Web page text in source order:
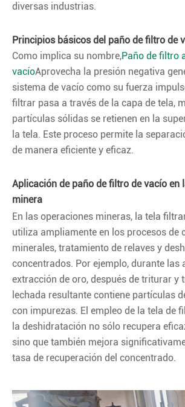
diversas industrias.
Principios básicos del paño de filtro de
Como implica su nombre,Paño de filtro
vacíoAprovecha la presión negativa
sistema de vacío como su fuerza
filtrar pasa a través de la capa de tela,
partículas sólidas se retienen en la
la tela. Este proceso permite la
de manera eficiente y eficaz.
Aplicación de paño de filtro de vacío en
minera
En las operaciones mineras, la tela
utiliza ampliamente en los procesos de
minerales, tratamiento de relaves y
concentrados. Por ejemplo, durante las
extracción de oro, después de triturar y
lechada resultante contiene partículas
con impurezas. El empleo de la tela de
la deshidratación no sólo recupera
sino que también mejora
tasa de recuperación del concentrado.